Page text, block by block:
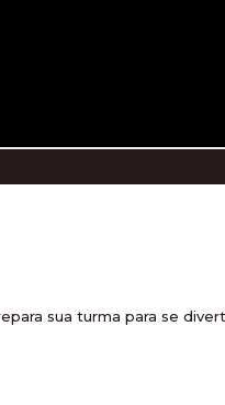
sua turma para se